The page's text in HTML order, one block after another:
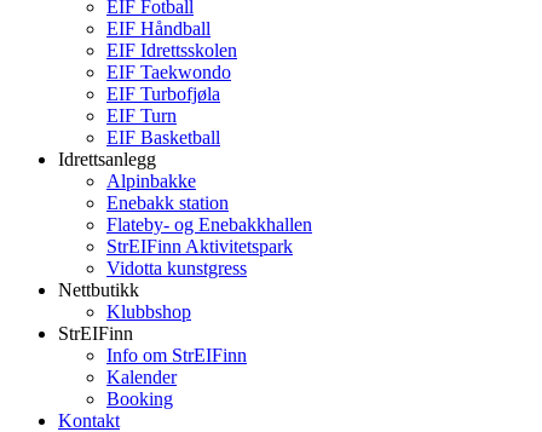
EIF Fotball
EIF Håndball
EIF Idrettsskolen
EIF Taekwondo
EIF Turbofjøla
EIF Turn
EIF Basketball
Idrettsanlegg
Alpinbakke
Enebakk station
Flateby- og Enebakkhallen
StrEIFinn Aktivitetspark
Vidotta kunstgress
Nettbutikk
Klubbshop
StrEIFinn
Info om StrEIFinn
Kalender
Booking
Kontakt